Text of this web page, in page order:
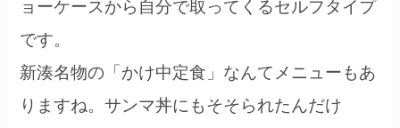
ョーケースから自分で取ってくるセルフタイプ
です。
新湊名物の「かけ中定食」なんてメニューもあ
りますね。サンマ丼にもそそられたんだけ